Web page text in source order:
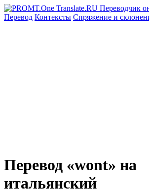
Перевод Контексты Спряжение и
Перевод «wont» на
итальянский